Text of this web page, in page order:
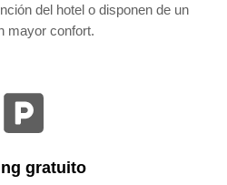
del hotel o disponen de un
mayor confort.
gratuito